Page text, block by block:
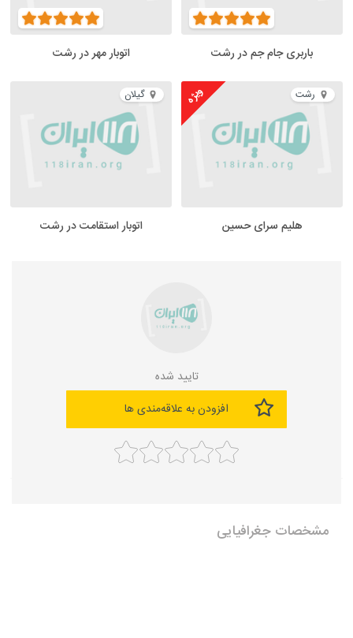
باربری جام جم در رشت اتوبار مهر در رشت
رشت ویژه
هلیم سرای حسین
گیلان
اتوبار استقامت در رشت
تایید شده
افزودن به علاقه‌مندی ها
مشخصات جغرافیایی